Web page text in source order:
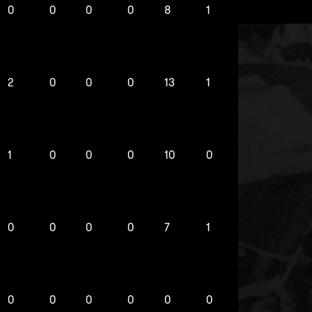
0 0 0 0 8 1
2 0 0 0 13 1
1 0 0 0 10 0
0 0 0 0 7 1
0 0 0 0 0 0